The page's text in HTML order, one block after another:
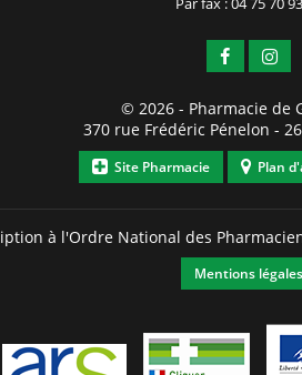
© 2026 - Pharmacie de
370 rue Frédéric Pénelon -
Site Pharmacie Plan
à l'Ordre National des
Mentions légales